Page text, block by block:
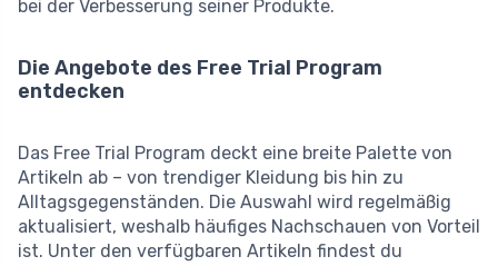
bei der Verbesserung seiner Produkte.
Die Angebote des Free Trial Program
entdecken
Das Free Trial Program deckt eine breite Palette von
Artikeln ab – von trendiger Kleidung bis hin zu
Alltagsgegenständen. Die Auswahl wird regelmäßig
aktualisiert, weshalb häufiges Nachschauen von Vorteil
ist. Unter den verfügbaren Artikeln findest du